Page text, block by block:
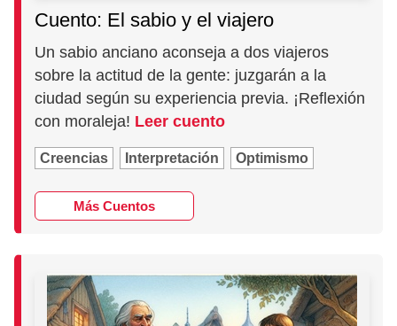
Cuento: El sabio y el viajero
Un sabio anciano aconseja a dos viajeros
sobre la actitud de la gente: juzgarán a la
ciudad según su experiencia previa. ¡Reflexión
con moraleja! Leer cuento
Creencias Interpretación Optimismo
Más Cuentos